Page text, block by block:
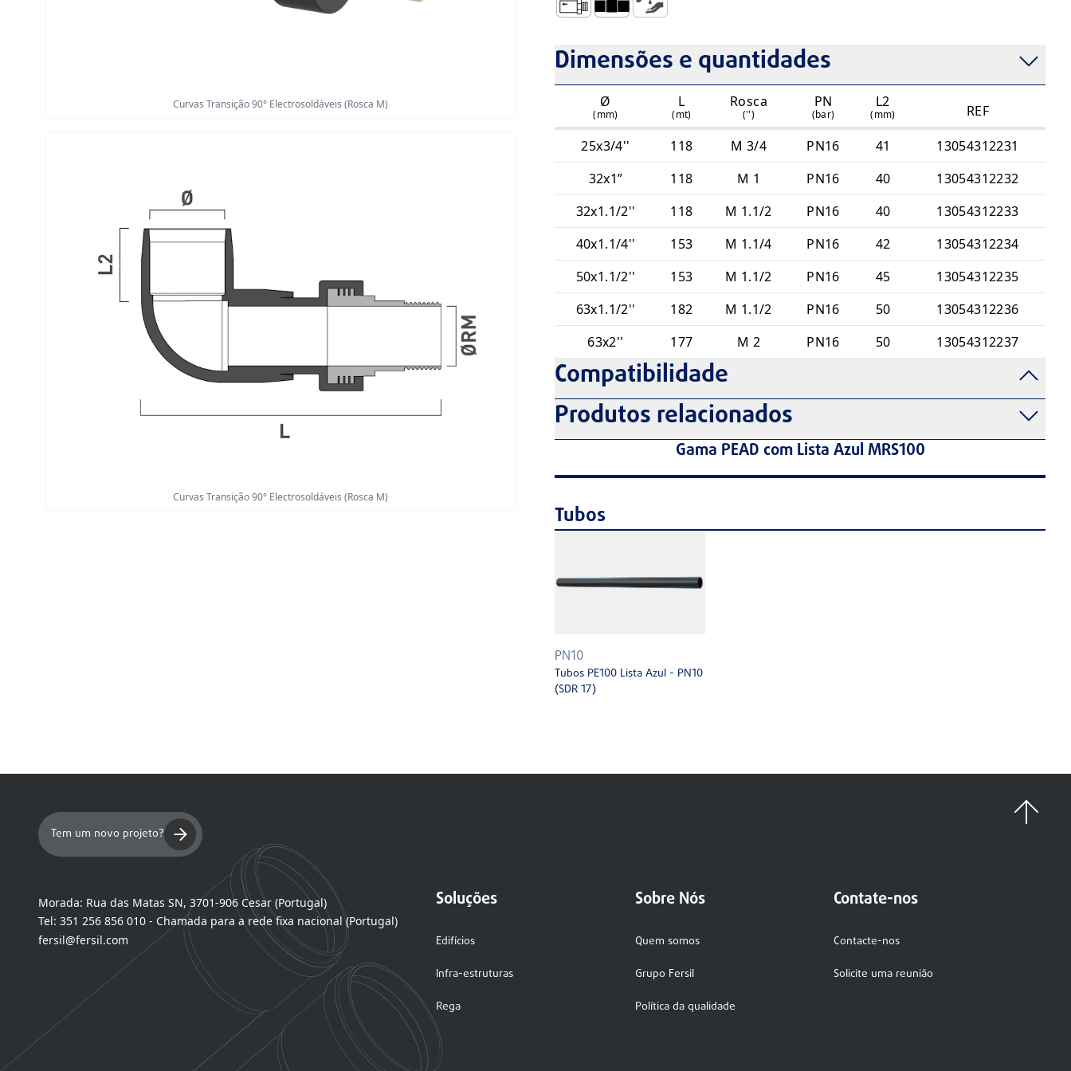
Curvas Transição 90° Electrosoldáveis (Rosca M)
Curvas Transição 90° Electrosoldáveis (Rosca M)
Dimensões e quantidades
Ø
(mm)
L
(mt)
Rosca
('')
PN
(bar)
L2
(mm)
REF
25x3/4''
118 M 3/4 PN16 41
13054312231
32x1”
118 M 1 PN16 40
13054312232
32x1.1/2''
118 M 1.1/2 PN16 40
13054312233
40x1.1/4''
153 M 1.1/4 PN16 42
13054312234
50x1.1/2''
153 M 1.1/2 PN16 45
13054312235
63x1.1/2''
182 M 1.1/2 PN16 50
13054312236
63x2''
177 M 2 PN16 50 13054312237
Compatibilidade
Produtos relacionados
Gama PEAD com Lista Azul MRS100
Tubos
PN10
Tubos PE100 Lista Azul - PN10
(SDR 17)
Tem um novo projeto?
Morada: Rua das Matas SN, 3701-906 Cesar (Portugal)
Tel: 351 256 856 010 - Chamada para a rede fixa nacional (Portugal)
fersil@fersil.com
Soluções
Edifícios
Infra-estruturas
Rega
Sobre Nós
Quem somos
Grupo Fersil
Política da qualidade
Contate-nos
Contacte-nos
Solicite uma reunião